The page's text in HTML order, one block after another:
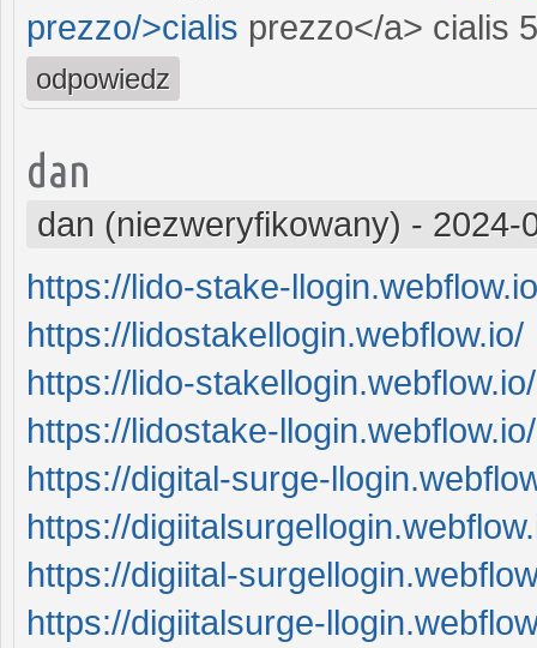
prezzo/>cialis prezzo</a> cialis
odpowiedz
dan
dan (niezweryfikowany) - 2024-
https://lido-stake-
https://lidostakellogin.webflow.io/
https://lido-stakellogin.webflow.io/
https://lidostake-llogin.webflow.io/
https://digital-surge-
https://
https://digiital-
https://digiitalsurge-